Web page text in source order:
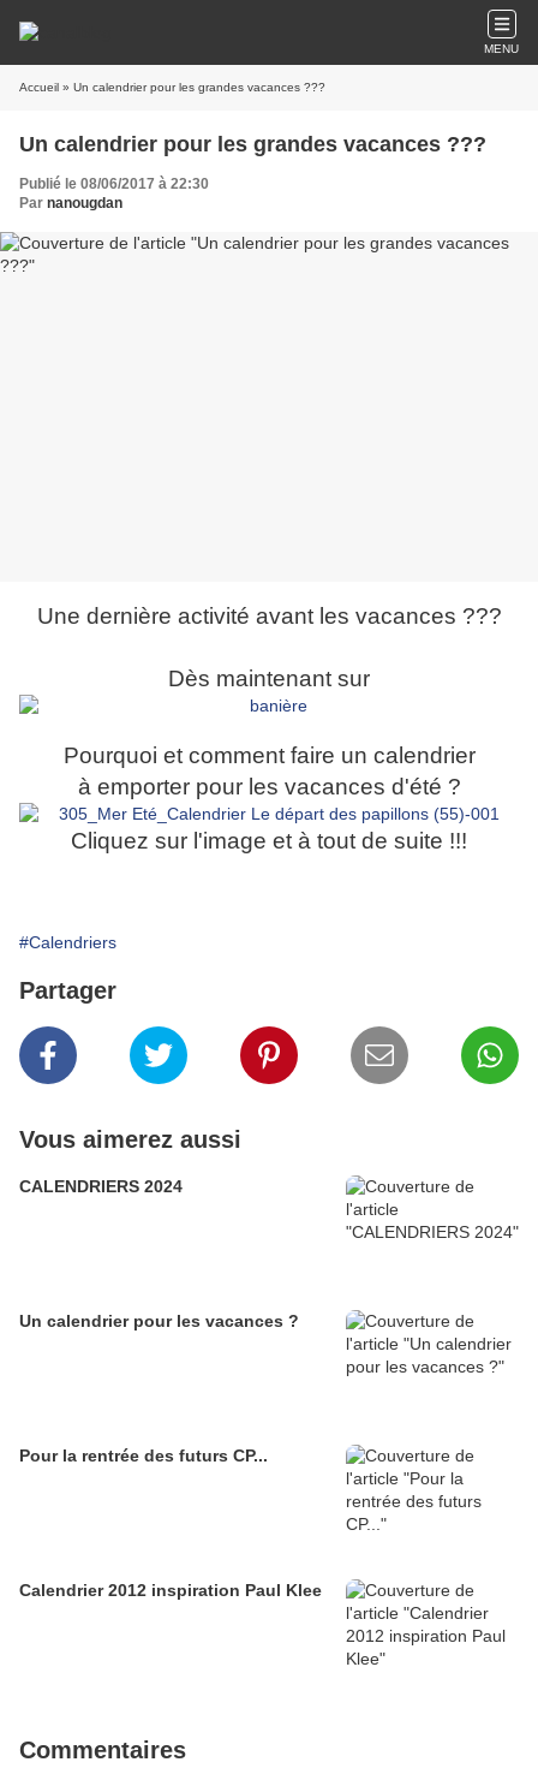
MENU
Accueil » Un calendrier pour les grandes vacances ???
Un calendrier pour les grandes vacances ???
Publié le 08/06/2017 à 22:30
Par nanougdan
Une dernière activité avant les vacances ???
Dès maintenant sur
Pourquoi et comment faire un calendrier
à emporter pour les vacances d'été ?
Cliquez sur l'image et à tout de suite !!!
#Calendriers
Partager
Vous aimerez aussi
CALENDRIERS 2024
Un calendrier pour les vacances ?
Pour la rentrée des futurs CP...
Calendrier 2012 inspiration Paul Klee
Commentaires